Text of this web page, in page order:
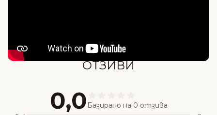
ОТЗИВИ
0,0 Базирано на 0 отзива